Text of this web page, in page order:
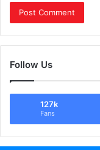
Follow Us
127k
Fans